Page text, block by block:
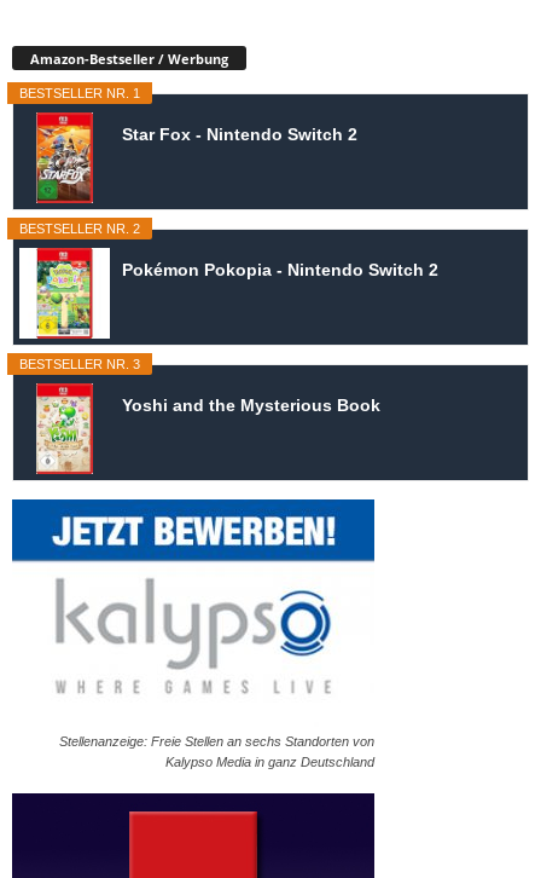
Amazon-Bestseller / Werbung
BESTSELLER NR. 1
Star Fox - Nintendo Switch 2
BESTSELLER NR. 2
Pokémon Pokopia - Nintendo Switch 2
BESTSELLER NR. 3
Yoshi and the Mysterious Book
Stellenanzeige: Freie Stellen an sechs Standorten von
Kalypso Media in ganz Deutschland